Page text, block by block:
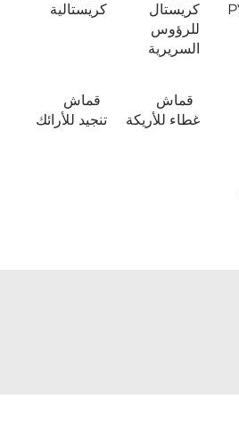
كريستال
للرؤوس
السريرية
كريستالية
قماش
غطاء للأريكة
قماش
تنجيد للأرائك